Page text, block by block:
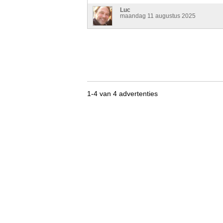
Luc
maandag 11 augustus 2025
1-4 van 4 advertenties